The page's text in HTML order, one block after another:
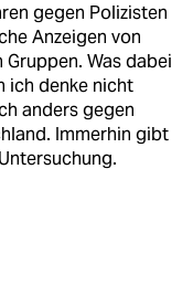
gegen Polizisten
Anzeigen von
Was dabei
ich denke nicht
anders gegen
Immerhin gibt